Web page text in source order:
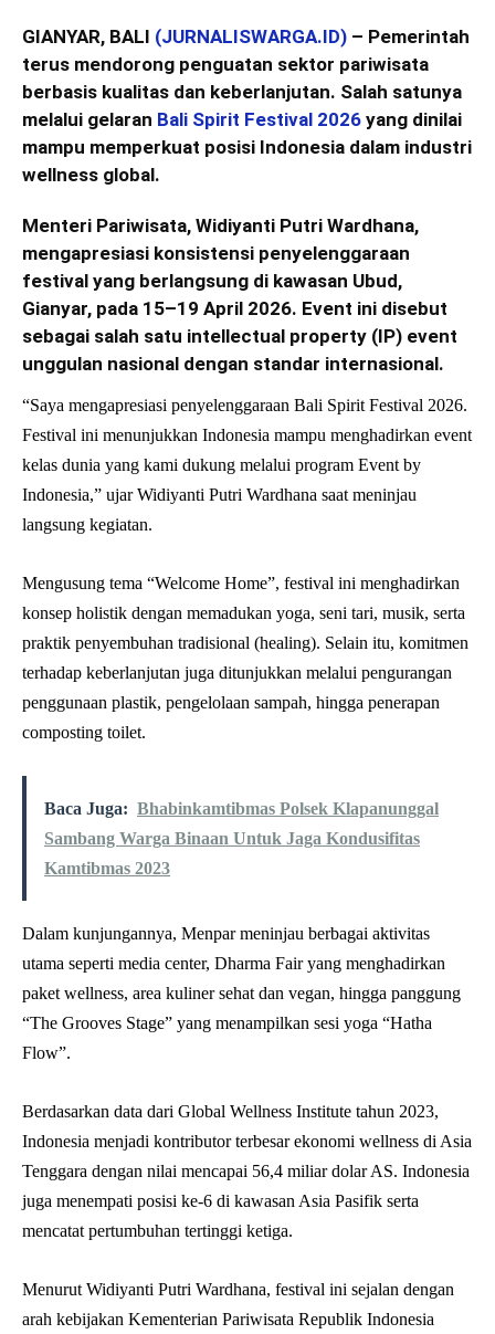
GIANYAR, BALI (JURNALISWARGA.ID) – Pemerintah
terus mendorong penguatan sektor pariwisata
berbasis kualitas dan keberlanjutan. Salah satunya
melalui gelaran Bali Spirit Festival 2026 yang dinilai
mampu memperkuat posisi Indonesia dalam industri
wellness global.
Menteri Pariwisata, Widiyanti Putri Wardhana,
mengapresiasi konsistensi penyelenggaraan
festival yang berlangsung di kawasan Ubud,
Gianyar, pada 15–19 April 2026. Event ini disebut
sebagai salah satu intellectual property (IP) event
unggulan nasional dengan standar internasional.
“Saya mengapresiasi penyelenggaraan Bali Spirit Festival 2026.
Festival ini menunjukkan Indonesia mampu menghadirkan event
kelas dunia yang kami dukung melalui program Event by
Indonesia,” ujar Widiyanti Putri Wardhana saat meninjau
langsung kegiatan.
Mengusung tema “Welcome Home”, festival ini menghadirkan
konsep holistik dengan memadukan yoga, seni tari, musik, serta
praktik penyembuhan tradisional (healing). Selain itu, komitmen
terhadap keberlanjutan juga ditunjukkan melalui pengurangan
penggunaan plastik, pengelolaan sampah, hingga penerapan
composting toilet.
Baca Juga: Bhabinkamtibmas Polsek Klapanunggal
Sambang Warga Binaan Untuk Jaga Kondusifitas
Kamtibmas 2023
Dalam kunjungannya, Menpar meninjau berbagai aktivitas
utama seperti media center, Dharma Fair yang menghadirkan
paket wellness, area kuliner sehat dan vegan, hingga panggung
“The Grooves Stage” yang menampilkan sesi yoga “Hatha
Flow”.
Berdasarkan data dari Global Wellness Institute tahun 2023,
Indonesia menjadi kontributor terbesar ekonomi wellness di Asia
Tenggara dengan nilai mencapai 56,4 miliar dolar AS. Indonesia
juga menempati posisi ke-6 di kawasan Asia Pasifik serta
mencatat pertumbuhan tertinggi ketiga.
Menurut Widiyanti Putri Wardhana, festival ini sejalan dengan
arah kebijakan Kementerian Pariwisata Republik Indonesia